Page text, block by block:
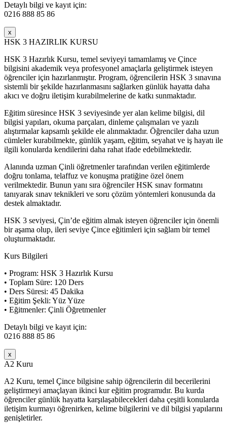
Detaylı bilgi ve kayıt için:
0216 888 85 86
x
HSK 3 HAZIRLIK KURSU
HSK 3 Hazırlık Kursu, temel seviyeyi tamamlamış ve Çince
bilgisini akademik veya profesyonel amaçlarla geliştirmek isteyen
öğrenciler için hazırlanmıştır. Program, öğrencilerin HSK 3 sınavına
sistemli bir şekilde hazırlanmasını sağlarken günlük hayatta daha
akıcı ve doğru iletişim kurabilmelerine de katkı sunmaktadır.
Eğitim süresince HSK 3 seviyesinde yer alan kelime bilgisi, dil
bilgisi yapıları, okuma parçaları, dinleme çalışmaları ve yazılı
alıştırmalar kapsamlı şekilde ele alınmaktadır. Öğrenciler daha uzun
cümleler kurabilmekte, günlük yaşam, eğitim, seyahat ve iş hayatı ile
ilgili konularda kendilerini daha rahat ifade edebilmektedir.
Alanında uzman Çinli öğretmenler tarafından verilen eğitimlerde
doğru tonlama, telaffuz ve konuşma pratiğine özel önem
verilmektedir. Bunun yanı sıra öğrenciler HSK sınav formatını
tanıyarak sınav teknikleri ve soru çözüm yöntemleri konusunda da
destek almaktadır.
HSK 3 seviyesi, Çin’de eğitim almak isteyen öğrenciler için önemli
bir aşama olup, ileri seviye Çince eğitimleri için sağlam bir temel
oluşturmaktadır.
Kurs Bilgileri
• Program: HSK 3 Hazırlık Kursu
• Toplam Süre: 120 Ders
• Ders Süresi: 45 Dakika
• Eğitim Şekli: Yüz Yüze
• Eğitmenler: Çinli Öğretmenler
Detaylı bilgi ve kayıt için:
0216 888 85 86
x
A2 Kuru
A2 Kuru, temel Çince bilgisine sahip öğrencilerin dil becerilerini
geliştirmeyi amaçlayan ikinci kur eğitim programıdır. Bu kurda
öğrenciler günlük hayatta karşılaşabilecekleri daha çeşitli konularda
iletişim kurmayı öğrenirken, kelime bilgilerini ve dil bilgisi yapılarını
genişletirler.